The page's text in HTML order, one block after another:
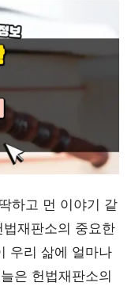
하고 먼 이야기 같
재판소의 중요한
우리 삶에 얼마나
은 헌법재판소의